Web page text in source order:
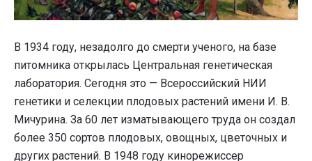
В 1934 году, незадолго до смерти ученого, на базе
питомника открылась Центральная генетическая
лаборатория. Сегодня это — Всероссийский НИИ
генетики и селекции плодовых растений имени И. В.
Мичурина. За 60 лет изматывающего труда он создал
более 350 сортов плодовых, овощных, цветочных и
других растений. В 1948 году кинорежиссер